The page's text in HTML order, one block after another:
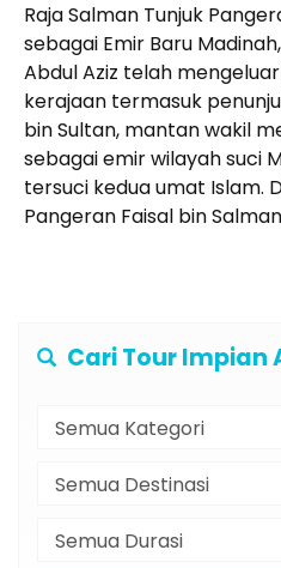
Raja Salman Tunjuk
sebagai Emir Baru
Abdul Aziz telah
kerajaan termasuk
bin Sultan, mantan wakil
sebagai emir wilayah suci
tersuci kedua umat Islam.
Pangeran Faisal bin
Cari Tour Impian